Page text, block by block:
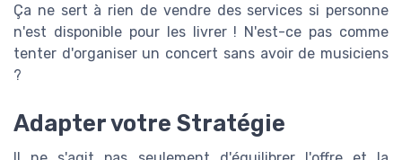
Ça ne sert à rien de vendre des services si personne
n'est disponible pour les livrer ! N'est-ce pas comme
tenter d'organiser un concert sans avoir de musiciens
?
Adapter votre Stratégie